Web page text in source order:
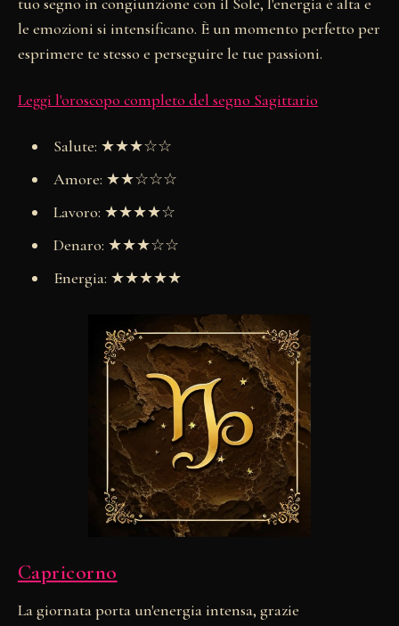
le emozioni si intensificano. È un momento perfetto per
esprimere te stesso e perseguire le tue passioni.
Leggi l'oroscopo completo del segno Sagittario
Salute: ★★★☆☆
Amore: ★★☆☆☆
Lavoro: ★★★★☆
Denaro: ★★★☆☆
Energia: ★★★★★
Capricorno
La giornata porta un'energia intensa, grazie